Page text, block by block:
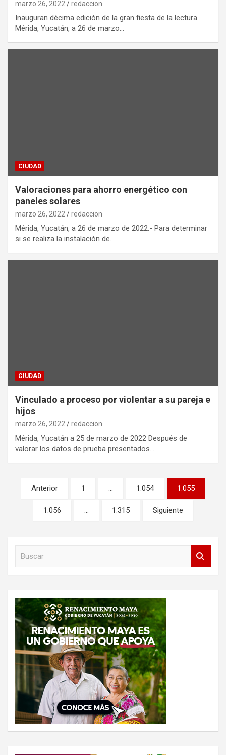
marzo 26, 2022 redaccion
Inauguran décima edición de la gran fiesta de la lectura
Mérida, Yucatán, a 26 de marzo…
CIUDAD
Valoraciones para ahorro energético con
paneles solares
marzo 26, 2022 redaccion
Mérida, Yucatán, a 26 de marzo de 2022.- Para determinar
si se realiza la instalación de…
CIUDAD
Vinculado a proceso por violentar a su pareja e
hijos
marzo 26, 2022 redaccion
Mérida, Yucatán a 25 de marzo de 2022 Después de
valorar los datos de prueba presentados…
Paginación
de
entradas
Anterior 1 … 1.054 1.055
1.056 … 1.315 Siguiente
r